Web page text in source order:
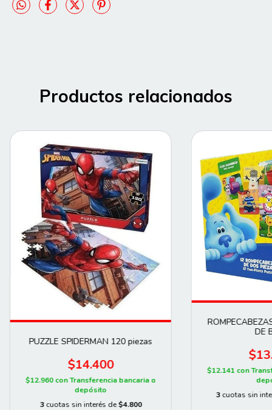
Productos relacionados
PUZZLE SPIDERMAN 120 piezas
$14.400
$12.960conTransferencia bancaria o
depósito
3 cuotas sin interés de$4.800
DE
$12.141con
3 cuotas sin